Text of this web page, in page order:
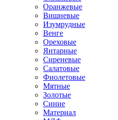
Оранжевые
Вишневые
Изумрудные
Венге
Ореховые
Янтарные
Сиреневые
Салатовые
Фиолетовые
Мятные
Золотые
Синие
Материал